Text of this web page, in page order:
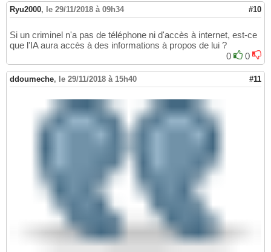
Ryu2000, le 29/11/2018 à 09h34 #10
Si un criminel n'a pas de téléphone ni d'accès à internet, est-ce
que l'IA aura accès à des informations à propos de lui ?
0
0
ddoumeche, le 29/11/2018 à 15h40 #11